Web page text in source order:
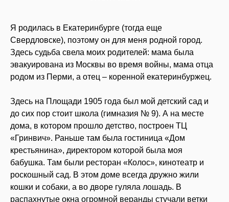
Я родилась в Екатеринбурге (тогда еще
Свердловске), поэтому он для меня родной город.
Здесь судьба свела моих родителей: мама была
эвакуирована из Москвы во время войны, мама отца
родом из Перми, а отец – коренной екатеринбуржец.
Здесь на Площади 1905 года был мой детский сад и
до сих пор стоит школа (гимназия № 9). А на месте
дома, в котором прошло детство, построен ТЦ
«Гринвич». Раньше там была гостиница «Дом
крестьянина», директором которой была моя
бабушка. Там были ресторан «Колос», кинотеатр и
роскошный сад. В этом доме всегда дружно жили
кошки и собаки, а во дворе гуляла лошадь. В
распахнутые окна огромной веранды стучали ветки